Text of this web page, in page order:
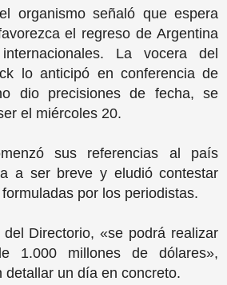
organismo señaló que espera
el regreso de Argentina
La vocera del
lo anticipó en conferencia de
dio precisiones de fecha, se
el miércoles 20.
sus referencias al país
a ser breve y eludió contestar
por los periodistas.
Directorio, «se podrá realizar
1.000 millones de dólares»,
detallar un día en concreto.